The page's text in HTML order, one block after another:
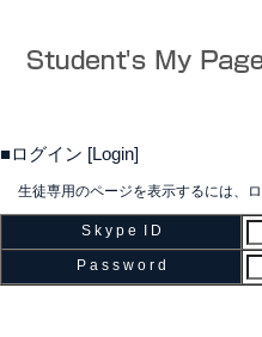
■ログイン [Login]
生徒専用のページを表示するには、
S k y p e I D
P a s s w o r d